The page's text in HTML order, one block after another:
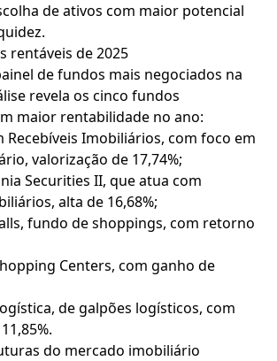
de ativos com maior potencial
rentáveis de 2025
de fundos mais negociados na
revela os cinco fundos
maior rentabilidade no ano:
Recebíveis Imobiliários, com foco em
valorização de 17,74%;
Securities II, que atua com
alta de 16,68%;
fundo de shoppings, com retorno
Centers, com ganho de
de galpões logísticos, com
do mercado imobiliário